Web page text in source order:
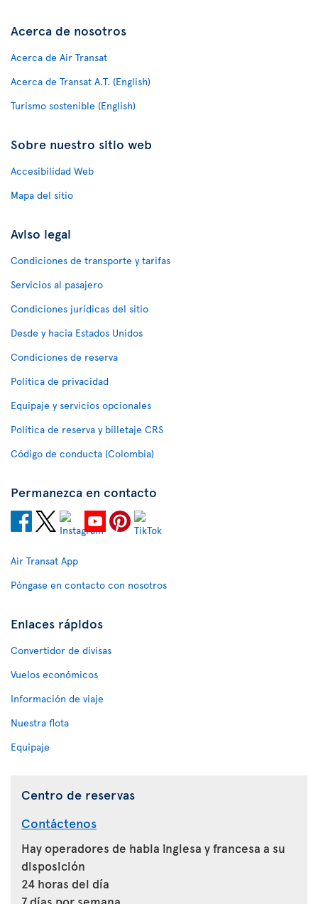
Acerca de nosotros
Acerca de Air Transat
Acerca de Transat A.T. (English)
Turismo sostenible (English)
Sobre nuestro sitio web
Accesibilidad Web
Mapa del sitio
Aviso legal
Condiciones de transporte y tarifas
Servicios al pasajero
Condiciones jurídicas del sitio
Desde y hacia Estados Unidos
Condiciones de reserva
Política de privacidad
Equipaje y servicios opcionales
Política de reserva y billetaje CRS
Código de conducta (Colombia)
Permanezca en contacto
Air Transat App
Póngase en contacto con nosotros
Enlaces rápidos
Convertidor de divisas
Vuelos económicos
Información de viaje
Nuestra flota
Equipaje
Centro de reservas
Contáctenos
Hay operadores de habla inglesa y francesa a su
disposición
24 horas del día